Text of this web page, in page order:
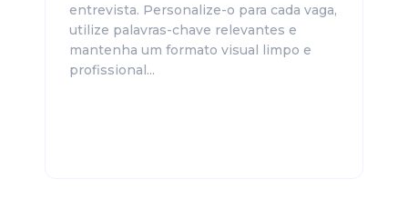
entrevista. Personalize-o para cada vaga,
utilize palavras-chave relevantes e
mantenha um formato visual limpo e
profissional...